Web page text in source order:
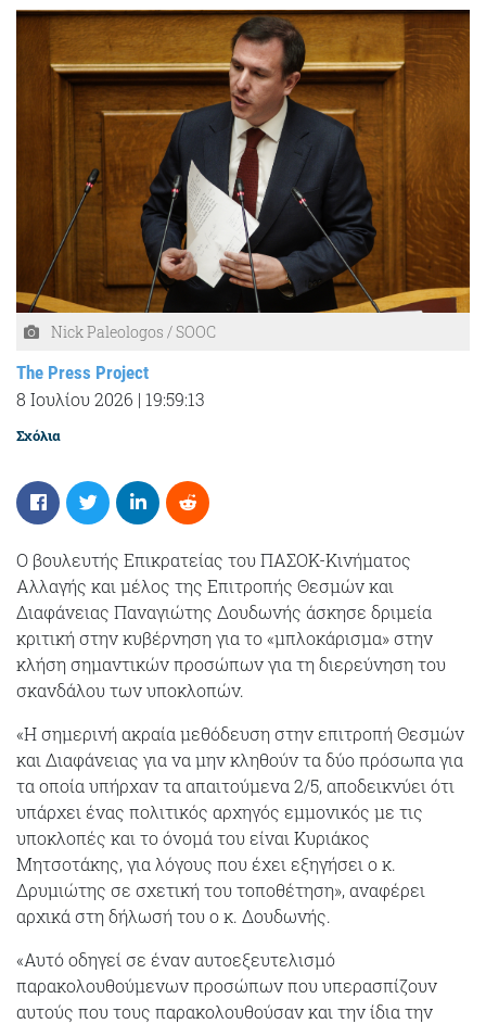
Nick Paleologos / SOOC
The Press Project
8 Ιουλίου 2026 | 19:59:13
Σχόλια
Ο βουλευτής Επικρατείας του ΠΑΣΟΚ-Κινήματος
Αλλαγής και μέλος της Επιτροπής Θεσμών και
Διαφάνειας Παναγιώτης Δουδωνής άσκησε δριμεία
κριτική στην κυβέρνηση για το «μπλοκάρισμα» στην
κλήση σημαντικών προσώπων για τη διερεύνηση του
σκανδάλου των υποκλοπών.
«Η σημερινή ακραία μεθόδευση στην επιτροπή Θεσμών
και Διαφάνειας για να μην κληθούν τα δύο πρόσωπα για
τα οποία υπήρχαν τα απαιτούμενα 2/5, αποδεικνύει ότι
υπάρχει ένας πολιτικός αρχηγός εμμονικός με τις
υποκλοπές και το όνομά του είναι Κυριάκος
Μητσοτάκης, για λόγους που έχει εξηγήσει ο κ.
Δρυμιώτης σε σχετική του τοποθέτηση», αναφέρει
αρχικά στη δήλωσή του ο κ. Δουδωνής.
«Αυτό οδηγεί σε έναν αυτοεξευτελισμό
παρακολουθούμενων προσώπων που υπερασπίζουν
αυτούς που τους παρακολουθούσαν και την ίδια την